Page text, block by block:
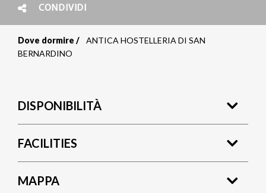
CONDIVIDI
Briciole
pane
Dove dormire
ANTICA HOSTELLERIA DI SAN
BERNARDINO
DISPONIBILITÀ
FACILITIES
MAPPA